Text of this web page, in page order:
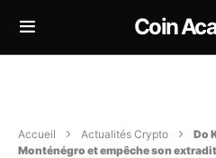
Coin
Accueil Actualités Crypto
Do
Monténégro et empêche son